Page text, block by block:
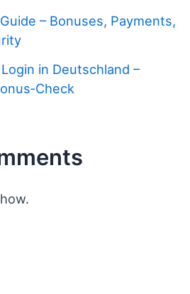
– Bonuses, Payments,
in Deutschland –